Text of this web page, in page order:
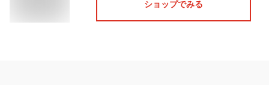
ショップでみる